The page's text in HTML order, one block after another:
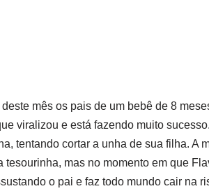
mês os pais de um bebê de 8
viralizou e está fazendo muito
tentando cortar a unha de sua filha. A
tesourinha, mas no momento em que
o pai e faz todo mundo cair na